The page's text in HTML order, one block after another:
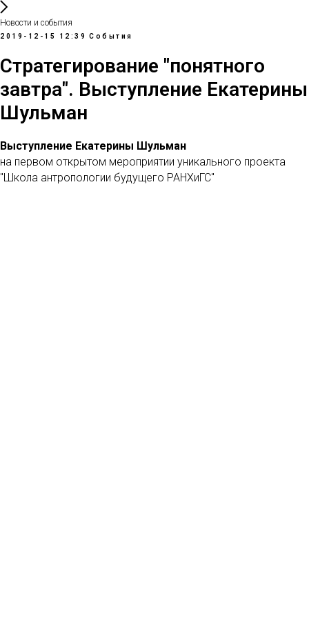
Новости и события
2019-12-15 12:39 События
Стратегирование "понятного
завтра". Выступление Екатерины
Шульман
Выступление Екатерины Шульман
на первом открытом мероприятии уникального проекта
"Школа антропологии будущего РАНХиГС"